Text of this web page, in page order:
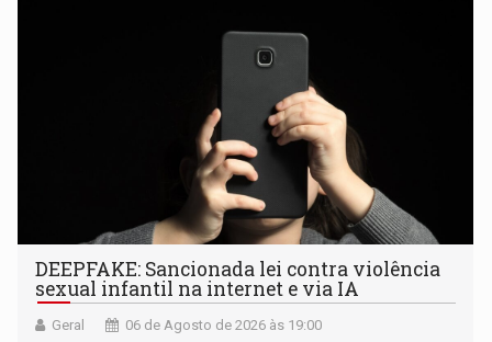
DEEPFAKE: Sancionada lei contra violência
sexual infantil na internet e via IA
Geral 06 de Agosto de 2026 às 19:00